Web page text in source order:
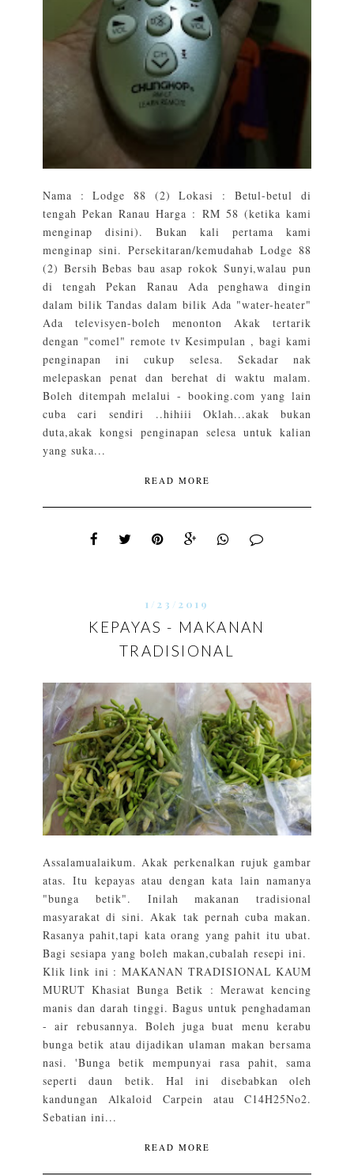
Nama : Lodge 88 (2) Lokasi : Betul-betul di
tengah Pekan Ranau Harga : RM 58 (ketika kami
menginap disini). Bukan kali pertama kami
menginap sini. Persekitaran/kemudahab Lodge 88
(2) Bersih Bebas bau asap rokok Sunyi,walau pun
di tengah Pekan Ranau Ada penghawa dingin
dalam bilik Tandas dalam bilik Ada "water-heater"
Ada televisyen-boleh menonton Akak tertarik
dengan "comel" remote tv Kesimpulan , bagi kami
penginapan ini cukup selesa. Sekadar nak
melepaskan penat dan berehat di waktu malam.
Boleh ditempah melalui - booking.com yang lain
cuba cari sendiri ..hihiii Oklah...akak bukan
duta,akak kongsi penginapan selesa untuk kalian
yang suka...
READ MORE
1/23/2019
KEPAYAS - MAKANAN
TRADISIONAL
Assalamualaikum. Akak perkenalkan rujuk gambar
atas. Itu kepayas atau dengan kata lain namanya
"bunga betik". Inilah makanan tradisional
masyarakat di sini. Akak tak pernah cuba makan.
Rasanya pahit,tapi kata orang yang pahit itu ubat.
Bagi sesiapa yang boleh makan,cubalah resepi ini.
Klik link ini : MAKANAN TRADISIONAL KAUM
MURUT Khasiat Bunga Betik : Merawat kencing
manis dan darah tinggi. Bagus untuk penghadaman
- air rebusannya. Boleh juga buat menu kerabu
bunga betik atau dijadikan ulaman makan bersama
nasi. 'Bunga betik mempunyai rasa pahit, sama
seperti daun betik. Hal ini disebabkan oleh
kandungan Alkaloid Carpein atau C14H25No2.
Sebatian ini...
READ MORE